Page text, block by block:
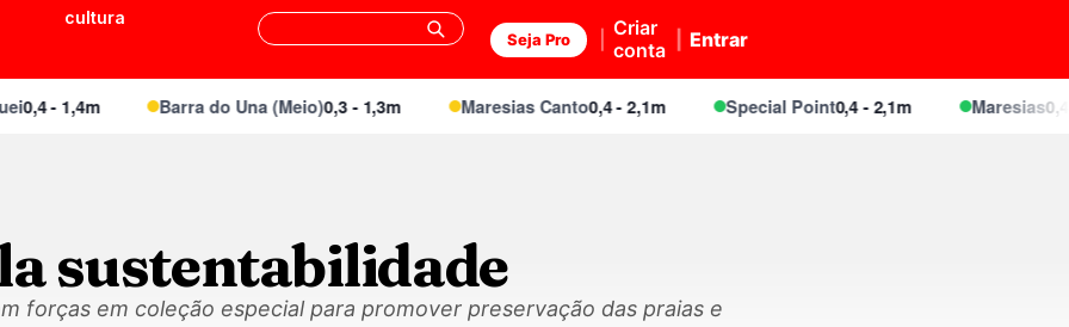
cultura
Seja Pro
Criar
conta
Entrar
- 1,4m Barra do Una (Meio)0,3 - 1,3m Maresias Canto0,4 - 2,1m Special Point0,4 - 2,1m Maresias0,4 -
sustentabilidade
forças em coleção especial para promover preservação das praias e